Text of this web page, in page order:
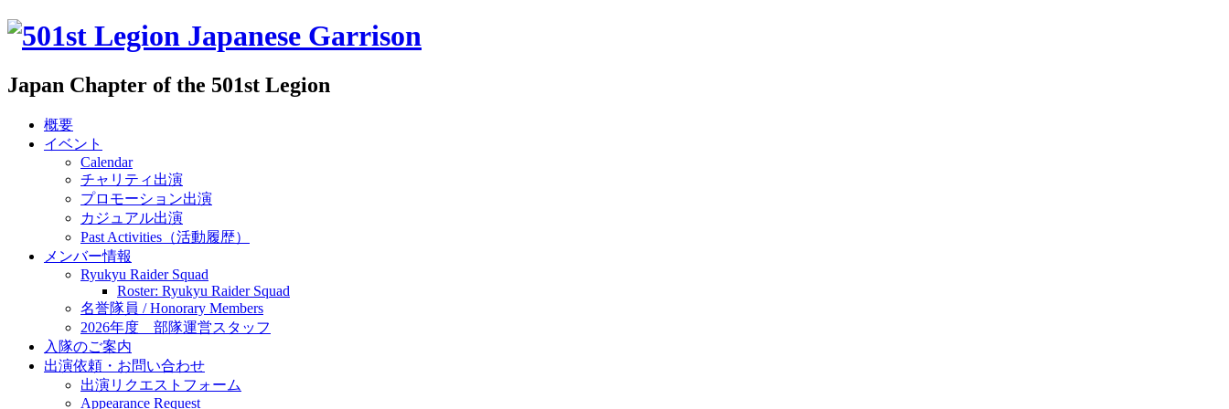
Japan Chapter of the 501st Legion
概要
イベント
Calendar
チャリティ出演
プロモーション出演
カジュアル出演
Past Activities（活動履歴）
メンバー情報
Ryukyu Raider Squad
Roster: Ryukyu Raider Squad
名誉隊員 / Honorary Members
2026年度 部隊運営スタッフ
入隊のご案内
出演依頼・お問い合わせ
出演リクエストフォーム
Appearance Request